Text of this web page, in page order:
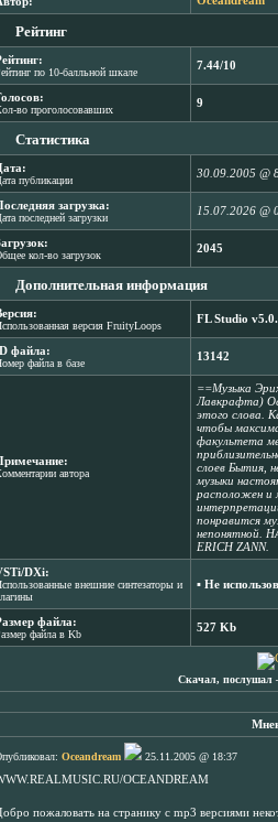
Рейтинг
по 10-балльной шкале
7.44/10
во проголосовавших
9
Статистика
публикации
30.09.2005 @
загрузка:
последней загрузки
15.07.2026 @
кол-во загрузок
2045
Дополнительная информация
версия FruityLoops
FL Studio
файла:
файла в базе
13142
автора
==Музыка
Лавкрафта)
этого слова.
чтобы
факультета
слоев Бытия,
музыки
расположен и
понравится
непонятной.
ERICH ZANN.
DXi:
внешние синтезаторы и
▪ Не
файла:
файла в Kb
527 Kb
Скачал, послушал
Oceandream
25.11.2005 @ 18:37
OCEANDREAM
пожаловать на странику с mp3 версиями